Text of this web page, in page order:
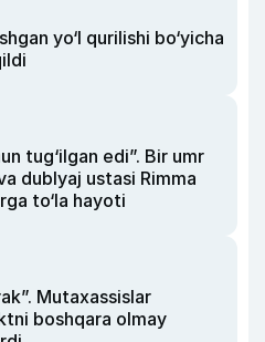
yo‘l qurilishi bo‘yicha
tug‘ilgan edi”. Bir umr
dublyaj ustasi Rimma
to‘la hayoti
Mutaxassislar
boshqara olmay